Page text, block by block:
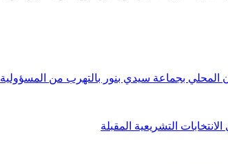
المحلي بجماعة سيدي بنور بالتهرب من المسؤولية
التشريعية المقبلة